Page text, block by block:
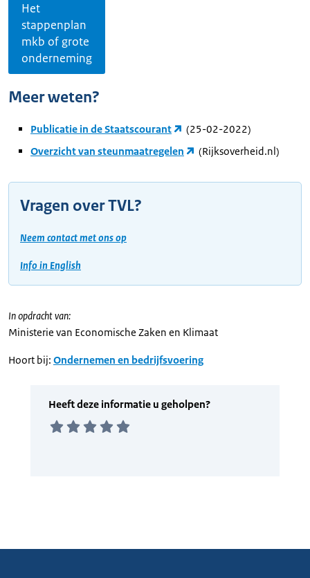
Het
stappenplan
mkb of grote
onderneming
Meer weten?
Publicatie in de Staatscourant
(25-02-2022)
Overzicht van steunmaatregelen
(Rijksoverheid.nl)
Vragen over TVL?
Neem contact met ons op
Info in English
In opdracht van:
Ministerie van Economische Zaken en Klimaat
Hoort bij: Ondernemen en bedrijfsvoering